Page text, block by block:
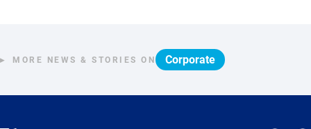
MORE NEWS & STORIES ON Corporate